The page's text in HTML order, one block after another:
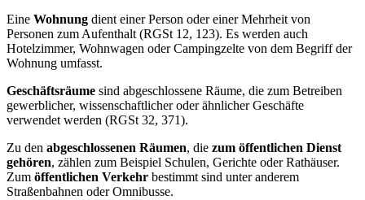
Eine Wohnung dient einer Person oder einer Mehrheit von
Personen zum Aufenthalt (RGSt 12, 123). Es werden auch
Hotelzimmer, Wohnwagen oder Campingzelte von dem Begriff der
Wohnung umfasst.
Geschäftsräume sind abgeschlossene Räume, die zum Betreiben
gewerblicher, wissenschaftlicher oder ähnlicher Geschäfte
verwendet werden (RGSt 32, 371).
Zu den abgeschlossenen Räumen, die zum öffentlichen Dienst
gehören, zählen zum Beispiel Schulen, Gerichte oder Rathäuser.
Zum öffentlichen Verkehr bestimmt sind unter anderem
Straßenbahnen oder Omnibusse.